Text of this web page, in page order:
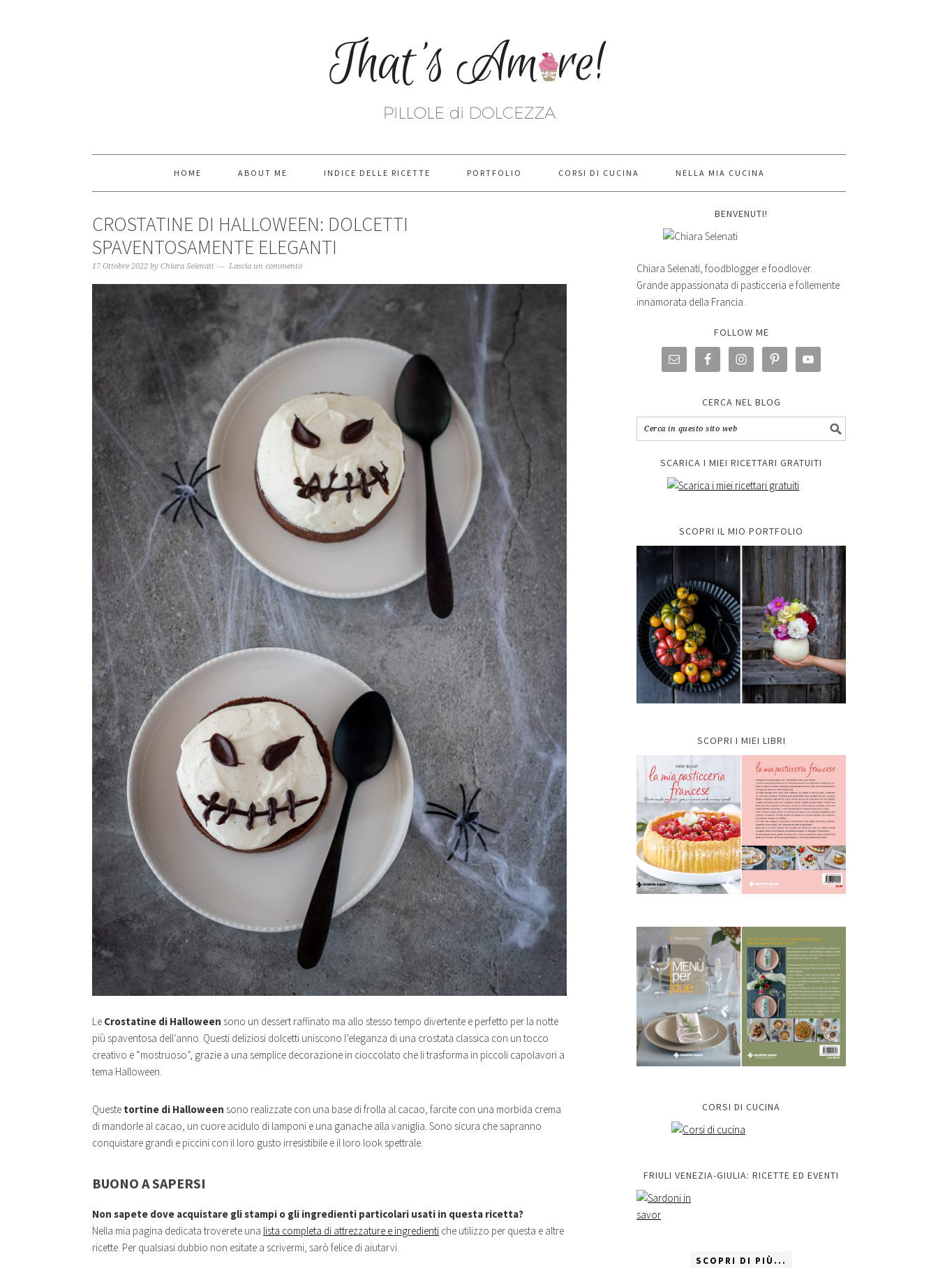
HOME ABOUT ME INDICE DELLE RICETTE PORTFOLIO CORSI DI CUCINA NELLA MIA CUCINA
CROSTATINE DI HALLOWEEN: DOLCETTI
SPAVENTOSAMENTE ELEGANTI
17 Ottobre 2022 by Chiara Selenati Lascia un commento
Le Crostatine di Halloween sono un dessert raffinato ma allo stesso tempo divertente e perfetto per la notte
più spaventosa dell’anno. Questi deliziosi dolcetti uniscono l’eleganza di una crostata classica con un tocco
creativo e “mostruoso”, grazie a una semplice decorazione in cioccolato che li trasforma in piccoli capolavori a
tema Halloween.
Queste tortine di Halloween sono realizzate con una base di frolla al cacao, farcite con una morbida crema
di mandorle al cacao, un cuore acidulo di lamponi e una ganache alla vaniglia. Sono sicura che sapranno
conquistare grandi e piccini con il loro gusto irresistibile e il loro look spettrale.
BUONO A SAPERSI
Non sapete dove acquistare gli stampi o gli ingredienti particolari usati in questa ricetta?
Nella mia pagina dedicata troverete una lista completa di attrezzature e ingredienti che utilizzo per questa e altre
ricette. Per qualsiasi dubbio non esitate a scrivermi, sarò felice di aiutarvi.
BENVENUTI!
Chiara Selenati, foodblogger e foodlover.
Grande appassionata di pasticceria e follemente
innamorata della Francia.
FOLLOW ME
CERCA NEL BLOG
SCARICA I MIEI RICETTARI GRATUITI
SCOPRI IL MIO PORTFOLIO
SCOPRI I MIEI LIBRI
CORSI DI CUCINA
FRIULI VENEZIA-GIULIA: RICETTE ED EVENTI
SCOPRI DI PIÙ...